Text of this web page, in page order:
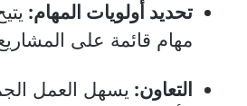
تحديد أولويات المهام:
مهام قائمة على
التعاون: يسهل العمل